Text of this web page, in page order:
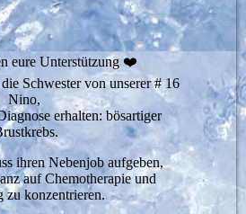
eure Unterstützung ❤️
Schwester von unserer # 16
Nino,
erhalten: bösartiger
ihren Nebenjob aufgeben,
auf Chemotherapie und
zu konzentrieren.